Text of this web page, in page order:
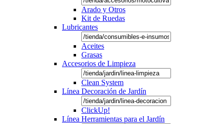
Arado y Otros
Kit de Ruedas
Lubricantes
Aceites
Grasas
Accesorios de Limpieza
Clean System
Línea Decoración de Jardín
ClickUp!
Línea Herramientas para el Jardín